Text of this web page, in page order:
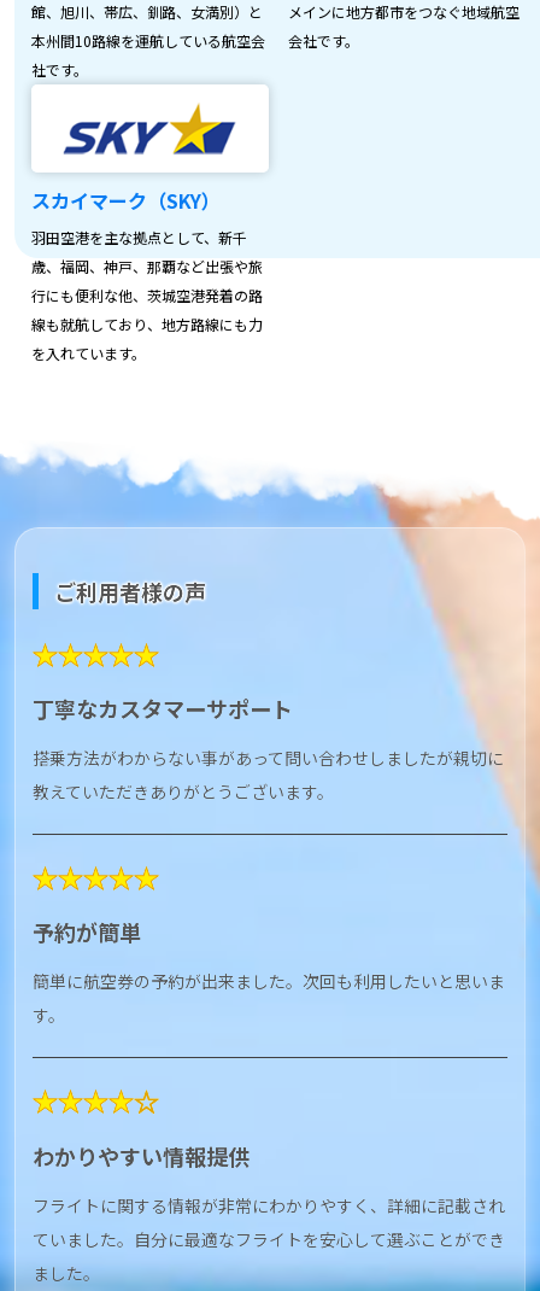
館、旭川、帯広、釧路、女満別）と
本州間10路線を運航している航空会
社です。
メインに地方都市をつなぐ地域航空
会社です。
スカイマーク（SKY）
羽田空港を主な拠点として、新千
歳、福岡、神戸、那覇など出張や旅
行にも便利な他、茨城空港発着の路
線も就航しており、地方路線にも力
を入れています。
ご利用者様の声
★★★★★
丁寧なカスタマーサポート
搭乗方法がわからない事があって問い合わせしましたが親切に
教えていただきありがとうございます。
★★★★★
予約が簡単
簡単に航空券の予約が出来ました。次回も利用したいと思いま
す。
★★★★☆
わかりやすい情報提供
フライトに関する情報が非常にわかりやすく、詳細に記載され
ていました。自分に最適なフライトを安心して選ぶことができ
ました。